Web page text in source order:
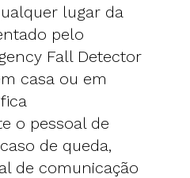
lugar da
pelo
Fall Detector
casa ou em
o pessoal de
de queda,
de comunicação